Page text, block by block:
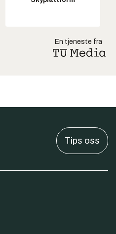
En tjeneste fra
Tips oss